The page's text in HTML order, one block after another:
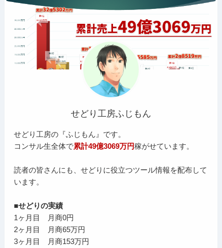
せどり工房ふじもん
せどり工房の『ふじもん』です。
コンサル生全体で累計49億3069万円稼がせています。
読者の皆さんにも、せどりに役立つツール情報を配布して
います。
■せどりの実績
1ヶ月目 月商0円
2ヶ月目 月商65万円
3ヶ月目 月商153万円